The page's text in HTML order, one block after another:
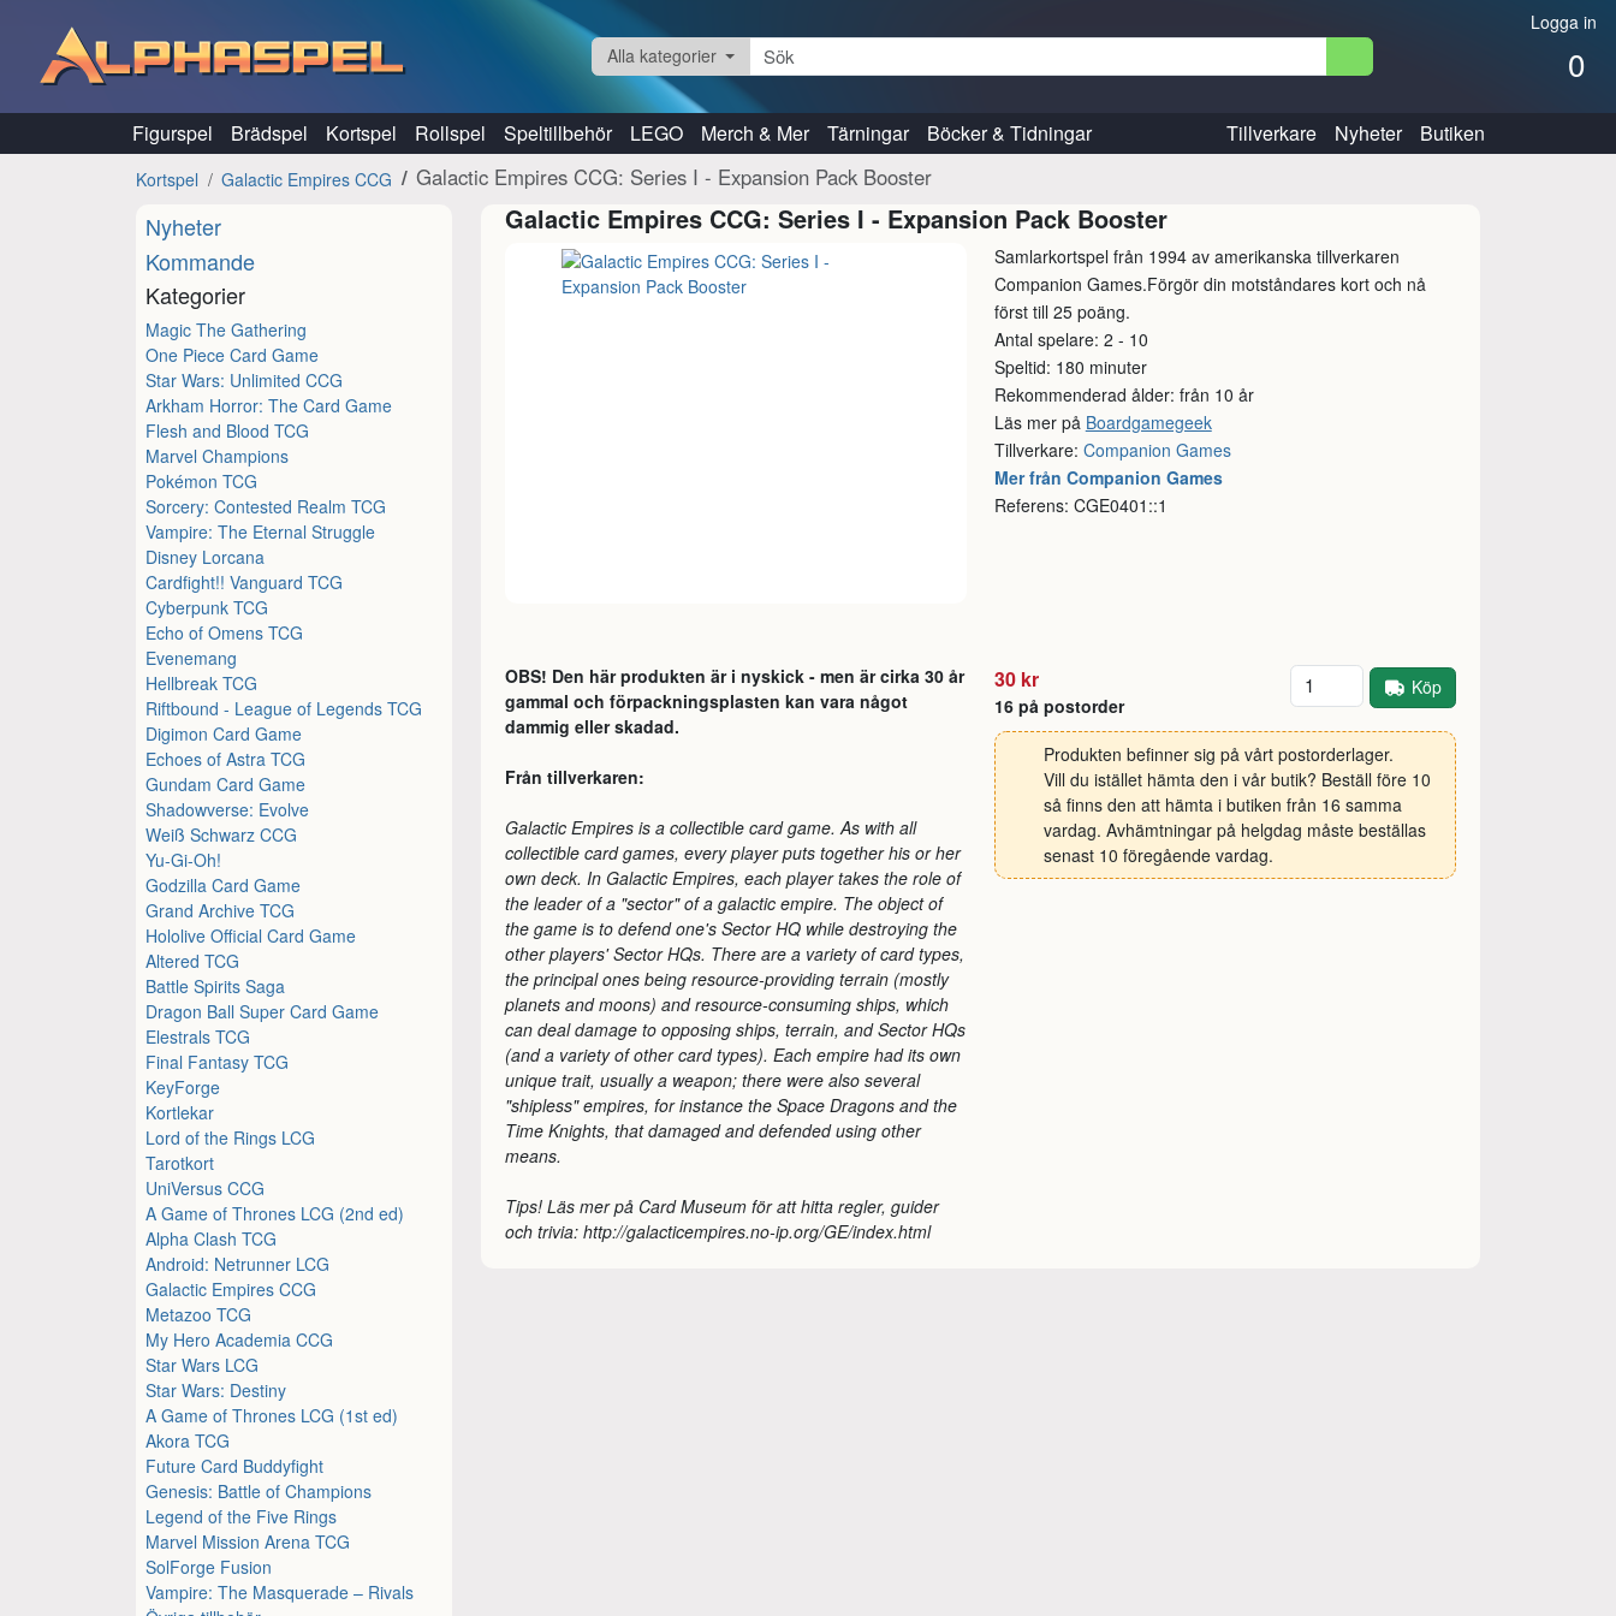
Logga in
0
Alla kategorier
Figurspel Brädspel Kortspel Rollspel Speltillbehör LEGO Merch & Mer Tärningar Böcker & Tidningar Tillverkare Nyheter Butiken
Kortspel Galactic Empires CCG Galactic Empires CCG: Series I - Expansion Pack Booster
Nyheter
Kommande
Kategorier
Magic The Gathering
One Piece Card Game
Star Wars: Unlimited CCG
Arkham Horror: The Card Game
Flesh and Blood TCG
Marvel Champions
Pokémon TCG
Sorcery: Contested Realm TCG
Vampire: The Eternal Struggle
Disney Lorcana
Cardfight!! Vanguard TCG
Cyberpunk TCG
Echo of Omens TCG
Evenemang
Hellbreak TCG
Riftbound - League of Legends TCG
Digimon Card Game
Echoes of Astra TCG
Gundam Card Game
Shadowverse: Evolve
Weiß Schwarz CCG
Yu-Gi-Oh!
Godzilla Card Game
Grand Archive TCG
Hololive Official Card Game
Altered TCG
Battle Spirits Saga
Dragon Ball Super Card Game
Elestrals TCG
Final Fantasy TCG
KeyForge
Kortlekar
Lord of the Rings LCG
Tarotkort
UniVersus CCG
A Game of Thrones LCG (2nd ed)
Alpha Clash TCG
Android: Netrunner LCG
Galactic Empires CCG
Metazoo TCG
My Hero Academia CCG
Star Wars LCG
Star Wars: Destiny
A Game of Thrones LCG (1st ed)
Akora TCG
Future Card Buddyfight
Genesis: Battle of Champions
Legend of the Five Rings
Marvel Mission Arena TCG
SolForge Fusion
Vampire: The Masquerade – Rivals
Galactic Empires CCG: Series I - Expansion Pack Booster
Samlarkortspel från 1994 av amerikanska tillverkaren
Companion Games.Förgör din motståndares kort och nå
först till 25 poäng.
Antal spelare: 2 - 10
Speltid: 180 minuter
Rekommenderad ålder: från 10 år
Läs mer på Boardgamegeek
Tillverkare: Companion Games
Mer från Companion Games
Referens: CGE0401::1
OBS! Den här produkten är i nyskick - men är cirka 30 år
gammal och förpackningsplasten kan vara något
dammig eller skadad.
Från tillverkaren:
Galactic Empires is a collectible card game. As with all
collectible card games, every player puts together his or her
own deck. In Galactic Empires, each player takes the role of
the leader of a "sector" of a galactic empire. The object of
the game is to defend one's Sector HQ while destroying the
other players' Sector HQs. There are a variety of card types,
the principal ones being resource-providing terrain (mostly
planets and moons) and resource-consuming ships, which
can deal damage to opposing ships, terrain, and Sector HQs
(and a variety of other card types). Each empire had its own
unique trait, usually a weapon; there were also several
"shipless" empires, for instance the Space Dragons and the
Time Knights, that damaged and defended using other
means.
Tips! Läs mer på Card Museum för att hitta regler, guider
och trivia: http://galacticempires.no-ip.org/GE/index.html
30 kr
16 på postorder
Antal Köp
Produkten befinner sig på vårt postorderlager.
Vill du istället hämta den i vår butik? Beställ före 10
så finns den att hämta i butiken från 16 samma
vardag. Avhämtningar på helgdag måste beställas
senast 10 föregående vardag.